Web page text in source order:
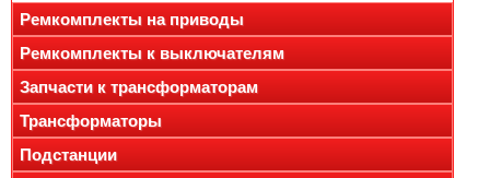
Ремкомплекты на приводы
Ремкомплекты к выключателям
Запчасти к трансформаторам
Трансформаторы
Подстанции